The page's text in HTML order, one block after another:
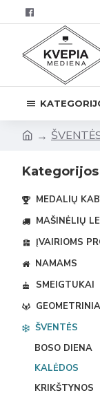
Kategorijos
MEDALIŲ
MAŠINĖLIŲ
ĮVAIRIOMS
NAMAMS
SMEIGTUKAI
ŠVENTĖS
BOSO DIENA
KALĖDOS
KRIKŠTYNOS